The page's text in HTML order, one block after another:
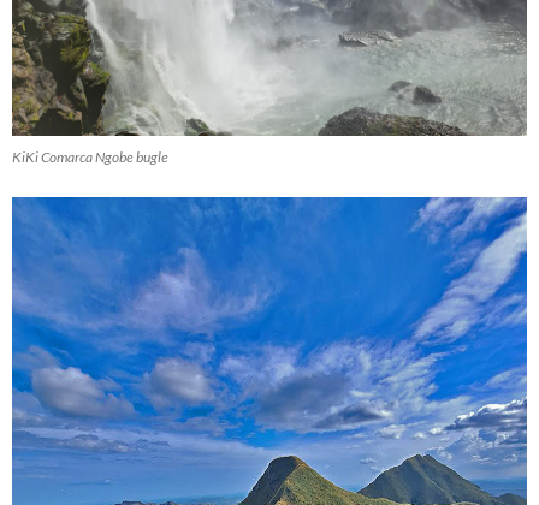
KiKi Comarca Ngobe bugle